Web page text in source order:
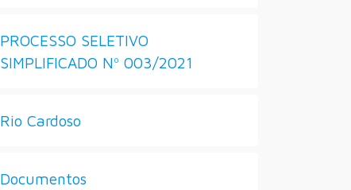
PROCESSO SELETIVO
SIMPLIFICADO Nº 003/2021
Rio Cardoso
Documentos